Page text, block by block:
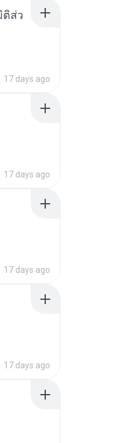
ติส่ว
17 days ago
17 days ago
17 days ago
17 days ago